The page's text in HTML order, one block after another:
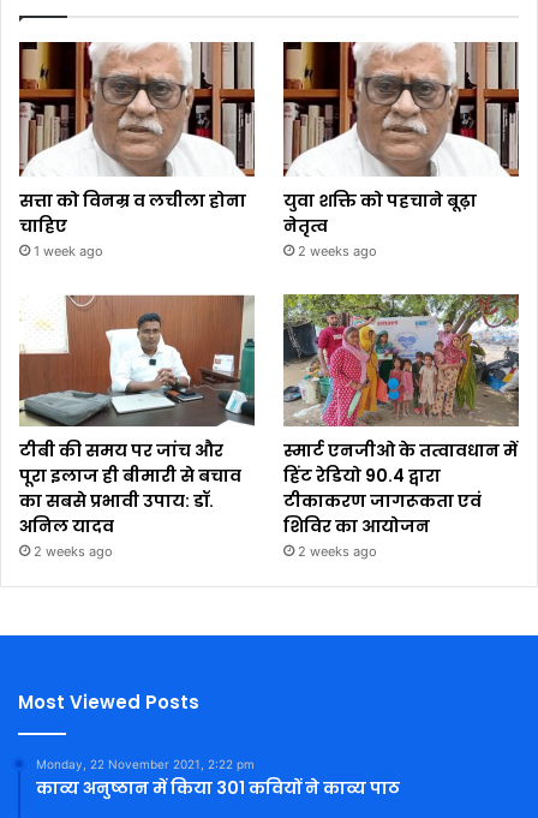
सत्ता को विनम्र व लचीला होना
चाहिए
1 week ago
युवा शक्ति को पहचाने बूढ़ा
नेतृत्व
2 weeks ago
टीबी की समय पर जांच और
पूरा इलाज ही बीमारी से बचाव
का सबसे प्रभावी उपाय: डॉ.
अनिल यादव
2 weeks ago
स्मार्ट एनजीओ के तत्वावधान में
हिंट रेडियो 90.4 द्वारा
टीकाकरण जागरूकता एवं
शिविर का आयोजन
2 weeks ago
Most Viewed Posts
Monday, 22 November 2021, 2:22 pm
काव्य अनुष्ठान में किया 301 कवियों ने काव्य पाठ